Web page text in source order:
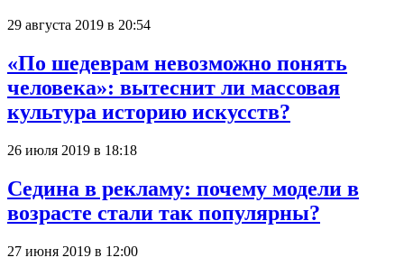
29 августа 2019 в 20:54
«По шедеврам невозможно понять
человека»: вытеснит ли массовая
культура историю искусств?
26 июля 2019 в 18:18
Седина в рекламу: почему модели в
возрасте стали так популярны?
27 июня 2019 в 12:00